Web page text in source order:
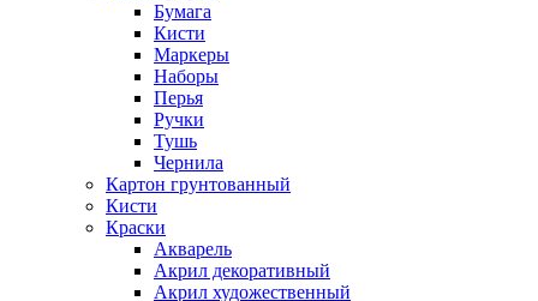
Бумага
Кисти
Маркеры
Наборы
Перья
Ручки
Тушь
Чернила
Картон грунтованный
Кисти
Краски
Акварель
Акрил декоративный
Акрил художественный